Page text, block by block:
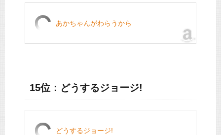
あかちゃんがわらうから
15位：どうするジョージ!
どうするジョージ!